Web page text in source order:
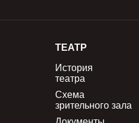
ТЕАТР
История
театра
Схема
зрительного зала